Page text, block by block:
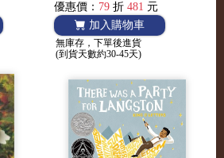
優惠價： 79 折 481 元
加入購物車
無庫存，下單後進貨
(到貨天數約30-45天)